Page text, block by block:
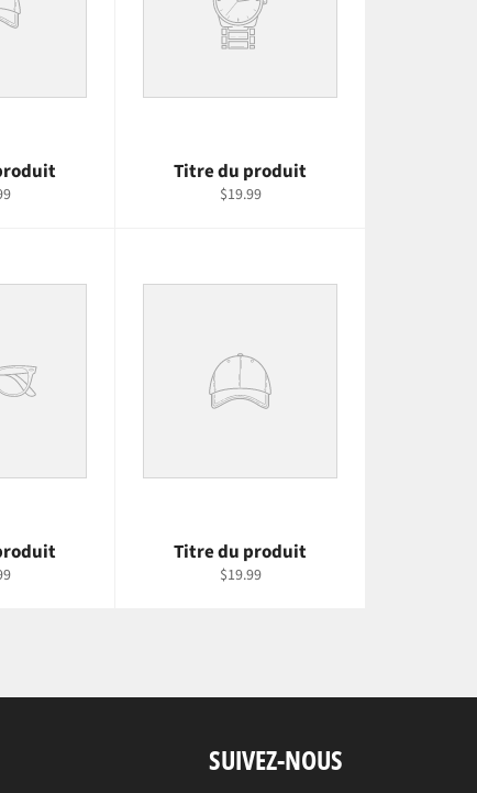
Titre du produit
$19.99
Titre du produit
$19.99
SUIVEZ-NOUS